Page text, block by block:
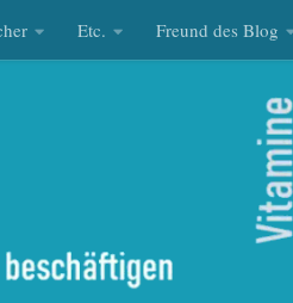
Etc. Freund des Blog